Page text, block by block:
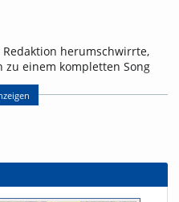
herumschwirrte,
zu einem kompletten Song
und seinen Mitstudierenden
wir zwei Tage in unserem